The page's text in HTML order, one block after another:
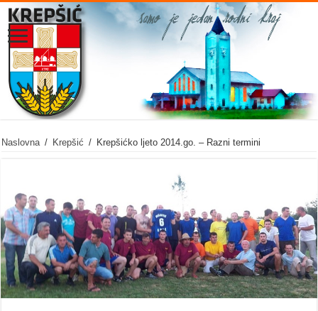
Naslovna / Krepšić / Krepšićko ljeto 2014.go. – Razni termini